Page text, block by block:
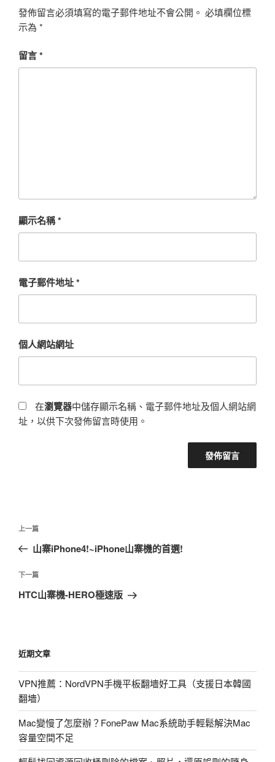
發佈留言必須填寫的電子郵件地址不會公開。 必填欄位標
示為 *
留言*
顯示名稱*
電子郵件地址*
個人網站網址
在瀏覽器中儲存顯示名稱、電子郵件地址及個人網站網
址，以供下次發佈留言時使用。
文
導
覽
上
一
文
章
上一篇
山寨iPhone4!~iPhone山寨機的首選!
下
一
下一篇
HTC山寨機-HERO極速版
近期文章
VPN推薦：NordVPN手機平板翻墻好工具（支援日本韓國
翻墻）
Mac變慢了怎麼辦？FonePaw Mac系統助手輕鬆解決Mac
容量空間不足